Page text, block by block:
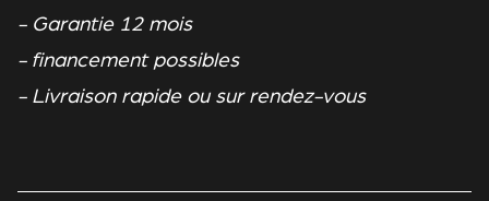
- Garantie 12 mois
- financement possibles
- Livraison rapide ou sur rendez-vous